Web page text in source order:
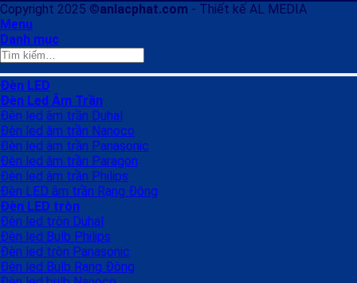
Copyright 2025 ©anlacphat.com - Thiết kế AL MEDIA
Menu
Danh mục
Tìm
Đèn LED
Đèn Led Âm Trần
Đèn led âm trần Duhal
Đèn led âm trần Nanoco
Đèn led âm trần Panasonic
Đèn led âm trần Paragon
Đèn led âm trần Philips
Đèn LED âm trần Rạng Đông
Đèn LED tròn
Đèn led tròn Duhal
Đèn led Bulb Philips
Đèn led tròn Panasonic
Đèn led Bulb Rạng Đông